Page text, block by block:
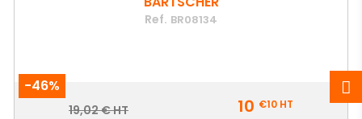
Ref. BR08134
-46%
Prix
Prix
19,02 € HT 10 €10HT